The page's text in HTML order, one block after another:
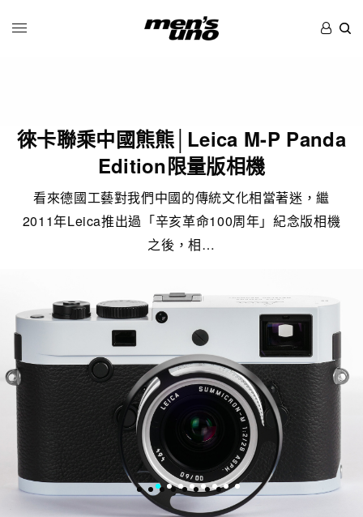
徠卡聯乘中國熊熊│Leica M-P Panda
Edition限量版相機
看來德國工藝對我們中國的傳統文化相當著迷，繼
2011年Leica推出過「辛亥革命100周年」紀念版相機
之後，相…